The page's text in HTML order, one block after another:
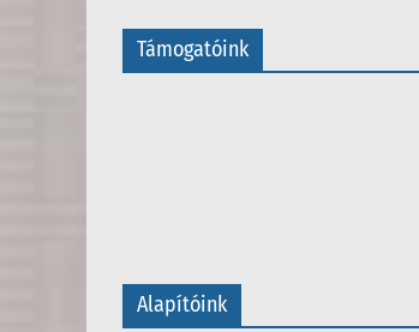
Támogatóink
Alapítóink